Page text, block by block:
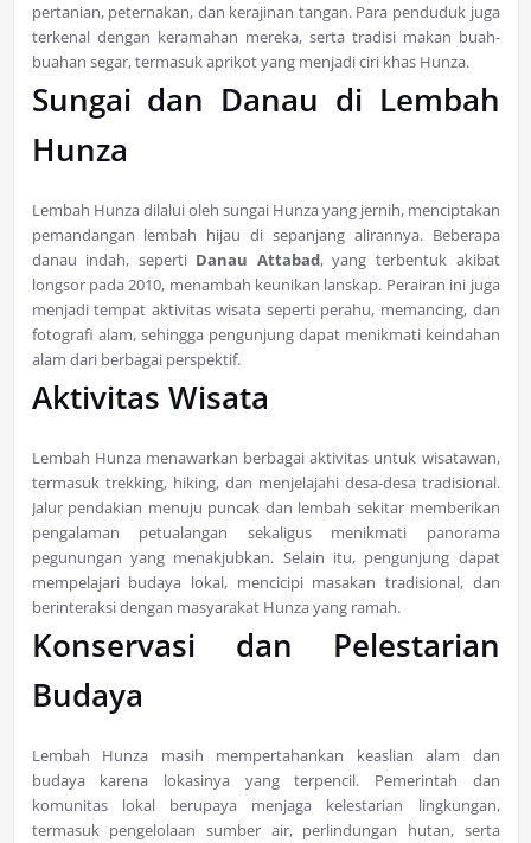
pertanian, peternakan, dan kerajinan tangan. Para penduduk juga
terkenal dengan keramahan mereka, serta tradisi makan buah-
buahan segar, termasuk aprikot yang menjadi ciri khas Hunza.
Sungai dan Danau di Lembah
Hunza
Lembah Hunza dilalui oleh sungai Hunza yang jernih, menciptakan
pemandangan lembah hijau di sepanjang alirannya. Beberapa
danau indah, seperti Danau Attabad, yang terbentuk akibat
longsor pada 2010, menambah keunikan lanskap. Perairan ini juga
menjadi tempat aktivitas wisata seperti perahu, memancing, dan
fotografi alam, sehingga pengunjung dapat menikmati keindahan
alam dari berbagai perspektif.
Aktivitas Wisata
Lembah Hunza menawarkan berbagai aktivitas untuk wisatawan,
termasuk trekking, hiking, dan menjelajahi desa-desa tradisional.
Jalur pendakian menuju puncak dan lembah sekitar memberikan
pengalaman petualangan sekaligus menikmati panorama
pegunungan yang menakjubkan. Selain itu, pengunjung dapat
mempelajari budaya lokal, mencicipi masakan tradisional, dan
berinteraksi dengan masyarakat Hunza yang ramah.
Konservasi dan Pelestarian
Budaya
Lembah Hunza masih mempertahankan keaslian alam dan
budaya karena lokasinya yang terpencil. Pemerintah dan
komunitas lokal berupaya menjaga kelestarian lingkungan,
termasuk pengelolaan sumber air, perlindungan hutan, serta